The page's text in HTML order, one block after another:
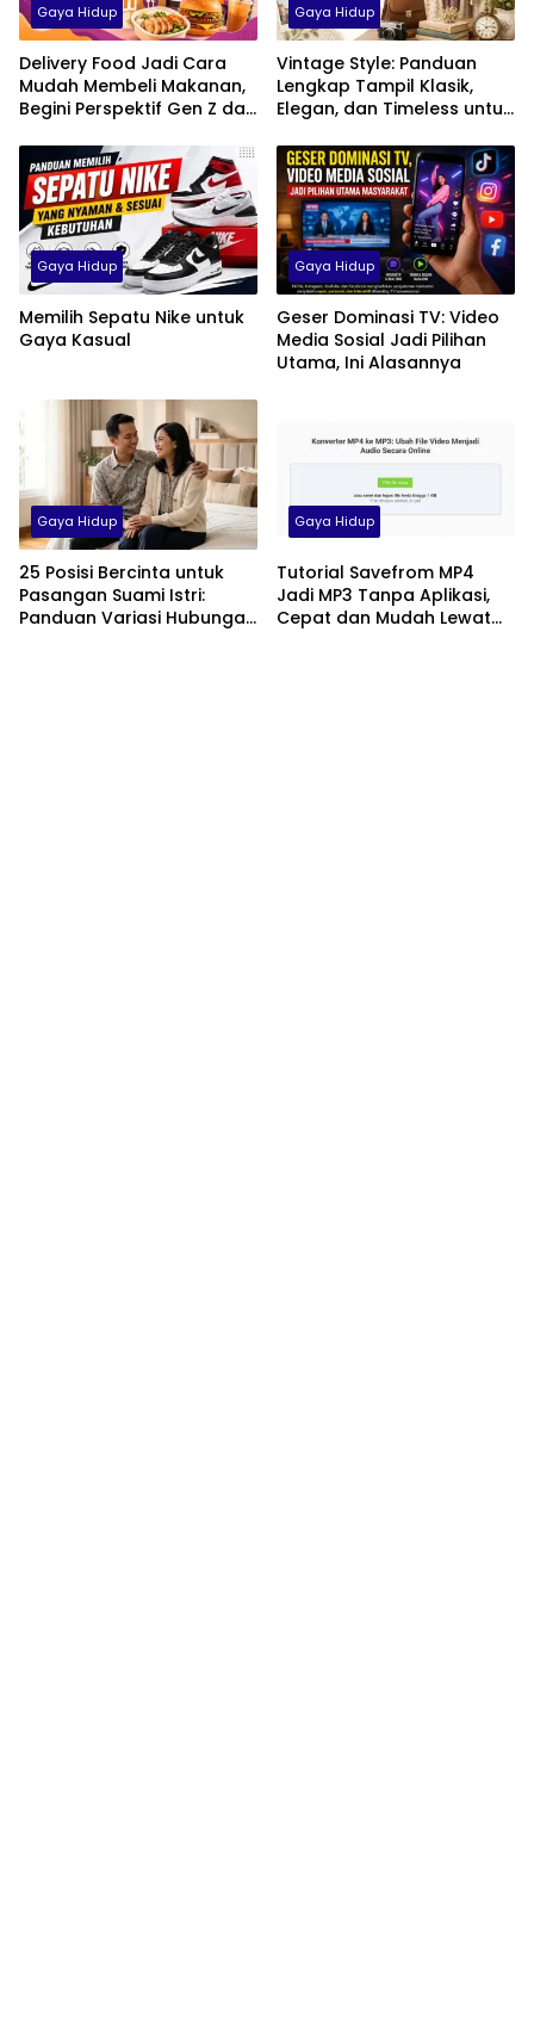
Gaya Hidup
Delivery Food Jadi Cara
Mudah Membeli Makanan,
Begini Perspektif Gen Z dan
Gaya Hidup
Vintage Style: Panduan
Lengkap Tampil Klasik,
Elegan, dan Timeless untuk
Gaya Hidup
Memilih Sepatu Nike untuk
Gaya Kasual
Gaya Hidup
Geser Dominasi TV: Video
Media Sosial Jadi Pilihan
Utama, Ini Alasannya
Gaya Hidup
25 Posisi Bercinta untuk
Pasangan Suami Istri:
Panduan Variasi Hubungan
Gaya Hidup
Tutorial Savefrom MP4
Jadi MP3 Tanpa Aplikasi,
Cepat dan Mudah Lewat